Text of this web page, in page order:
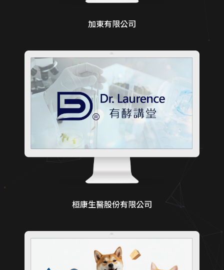
加東有限公司
桓康生醫股份有限公司